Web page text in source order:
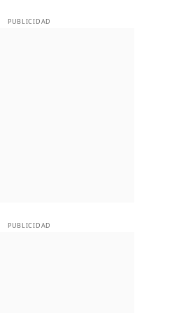
PUBLICIDAD
PUBLICIDAD